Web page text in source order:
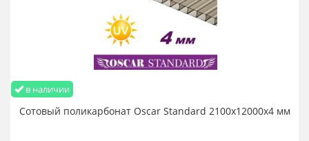
в наличии
Сотовый поликарбонат Oscar Standard 2100х12000х4 мм